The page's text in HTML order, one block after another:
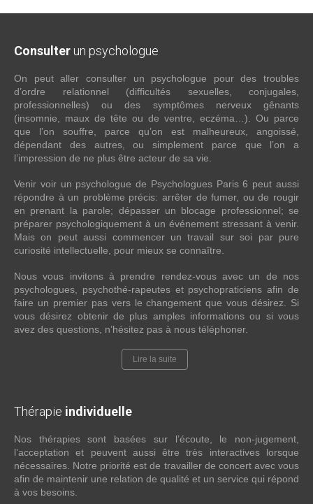
Consulter un psychologue
On peut aller consulter un psychologue pour des troubles
d’ordre relationnel (difficultés sexuelles, conjugales,
professionnelles) ou des symptômes nerveux gênants
(insomnie, maux de tête ou de ventre, eczéma…). Ou parce
que l’on souffre, parce qu’on est malheureux, angoissé,
dépendant des autres, ou simplement parce que l’on a
l’impression de ne plus être acteur de sa vie.
Venir voir un psychologue de Psychologues Paris 6 peut aussi
répondre à un problème précis: arrêter de fumer, ou de rougir
en prenant la parole; dépasser un blocage professionnel; se
préparer psychologiquement à un événement stressant à venir.
Mais on peut aussi commencer un travail sur soi par pure
curiosité intellectuelle, pour mieux se connaître.
Nous vous invitons à prendre rendez-vous avec un de nos
psychologues, psychothé-rapeutes et psychopraticiens afin de
faire un premier pas vers le changement que vous désirez. Si
vous désirez obtenir de plus amples informations ou si vous
avez des questions, n’hésitez pas à nous téléphoner.
Lire la suite
Thérapie individuelle
Nos thérapies sont basées sur l’écoute, le non-jugement,
l’acceptation et peuvent aussi être très interactives lorsque
nécessaires. Notre priorité est de travailler de concert avec vous
afin de maintenir une relation de qualité et un service qui répond
à vos besoins.